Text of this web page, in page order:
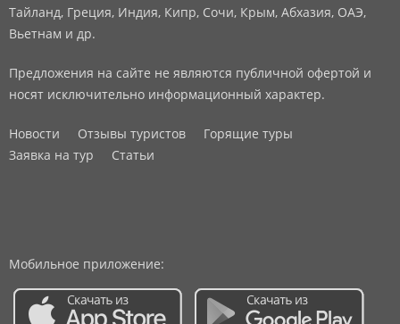
Тайланд, Греция, Индия, Кипр, Сочи, Крым, Абхазия, ОАЭ,
Вьетнам и др.
Предложения на сайте не являются публичной офертой и
носят исключительно информационный характер.
Новости Отзывы туристов
Горящие туры
Заявка на тур
Статьи
Мобильное приложение: